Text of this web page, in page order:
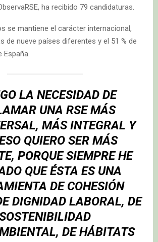
ha recibido 79 candidaturas.
se mantiene el carácter internacional,
de nueve países diferentes y el 51 % de
LA NECESIDAD DE
UNA RSE MÁS
MÁS INTEGRAL Y
QUIERO SER MÁS
PORQUE SIEMPRE HE
QUE ÉSTA ES UNA
DE COHESIÓN
DIGNIDAD LABORAL, DE
DE HÁBITATS